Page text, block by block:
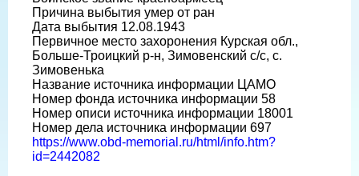
Причина выбытия умер от ран
Дата выбытия 12.08.1943
Первичное место захоронения Курская обл.,
Больше-Троицкий р-н, Зимовенский с/с, с.
Зимовенька
Название источника информации ЦАМО
Номер фонда источника информации 58
Номер описи источника информации 18001
Номер дела источника информации 697
https://www.obd-memorial.ru/html/info.htm?
id=2442082